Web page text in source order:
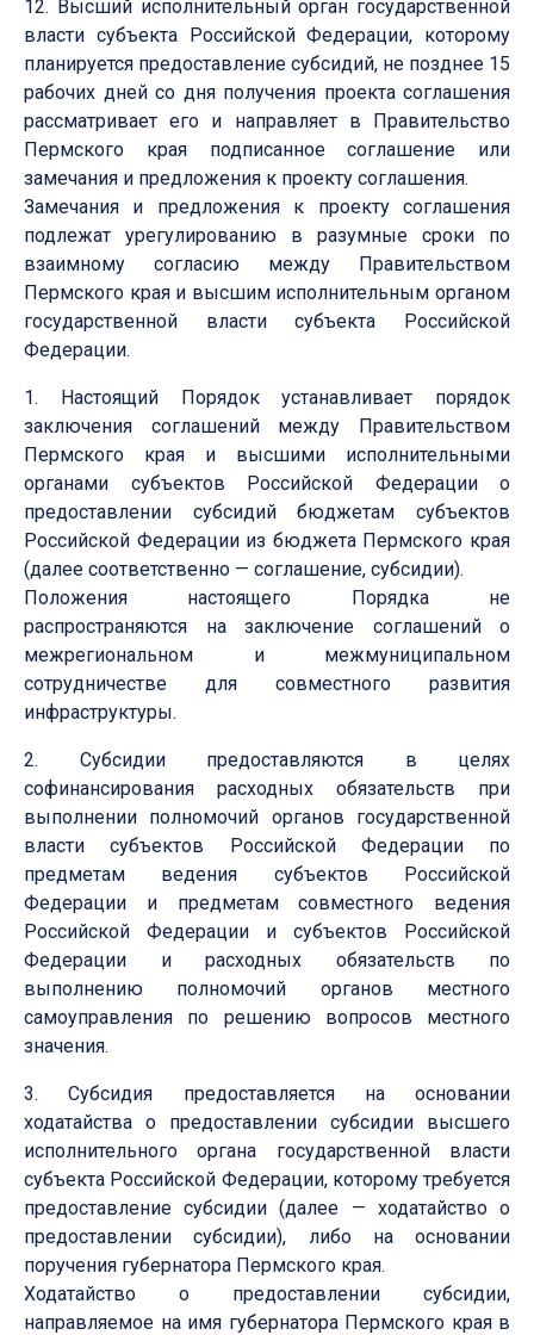
12. Высший исполнительный орган государственной
власти субъекта Российской Федерации, которому
планируется предоставление субсидий, не позднее 15
рабочих дней со дня получения проекта соглашения
рассматривает его и направляет в Правительство
Пермского края подписанное соглашение или
замечания и предложения к проекту соглашения.
Замечания и предложения к проекту соглашения
подлежат урегулированию в разумные сроки по
взаимному согласию между Правительством
Пермского края и высшим исполнительным органом
государственной власти субъекта Российской
Федерации.
1. Настоящий Порядок устанавливает порядок
заключения соглашений между Правительством
Пермского края и высшими исполнительными
органами субъектов Российской Федерации о
предоставлении субсидий бюджетам субъектов
Российской Федерации из бюджета Пермского края
(далее соответственно — соглашение, субсидии).
Положения настоящего Порядка не
распространяются на заключение соглашений о
межрегиональном и межмуниципальном
сотрудничестве для совместного развития
инфраструктуры.
2. Субсидии предоставляются в целях
софинансирования расходных обязательств при
выполнении полномочий органов государственной
власти субъектов Российской Федерации по
предметам ведения субъектов Российской
Федерации и предметам совместного ведения
Российской Федерации и субъектов Российской
Федерации и расходных обязательств по
выполнению полномочий органов местного
самоуправления по решению вопросов местного
значения.
3. Субсидия предоставляется на основании
ходатайства о предоставлении субсидии высшего
исполнительного органа государственной власти
субъекта Российской Федерации, которому требуется
предоставление субсидии (далее — ходатайство о
предоставлении субсидии), либо на основании
поручения губернатора Пермского края.
Ходатайство о предоставлении субсидии,
направляемое на имя губернатора Пермского края в